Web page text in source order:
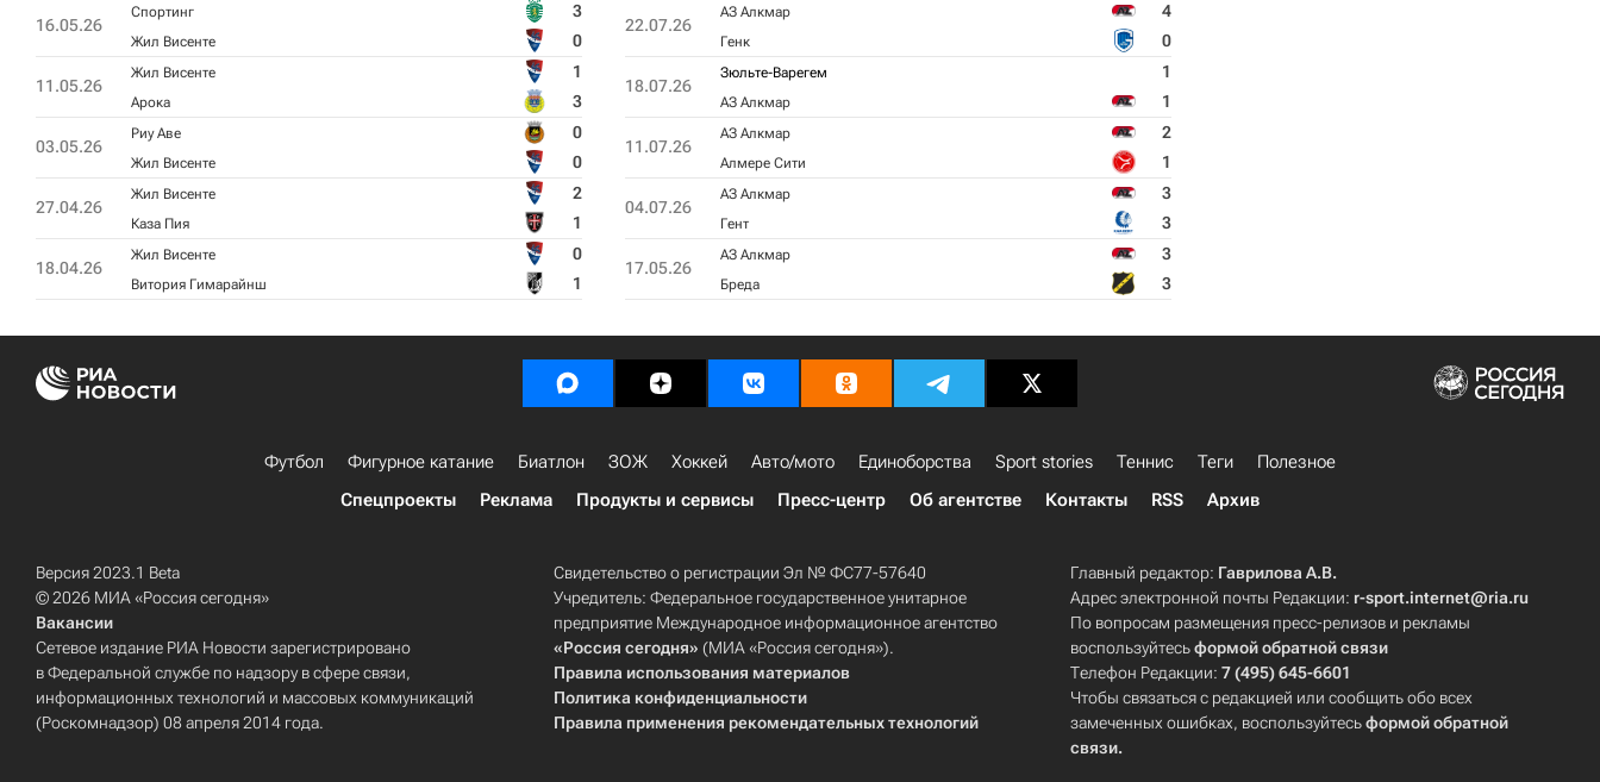
16.05.26
Спортинг 3
Жил Висенте 0
11.05.26
Жил Висенте 1
Арока 3
03.05.26
Риу Аве 0
Жил Висенте 0
27.04.26
Жил Висенте 2
Каза Пия 1
18.04.26
Жил Висенте 0
Витория Гимарайнш 1
22.07.26
АЗ Алкмар 4
Генк 0
18.07.26
Зюльте-Варегем 1
АЗ Алкмар 1
11.07.26
АЗ Алкмар 2
Алмере Сити 1
04.07.26
АЗ Алкмар 3
Гент 3
17.05.26
АЗ Алкмар 3
Бреда 3
Футбол Фигурное катание Биатлон ЗОЖ Хоккей Авто/мото Единоборства Sport stories Теннис Теги
Полезное
Спецпроекты
Реклама Продукты и сервисы Пресс-центр Об агентстве Контакты RSS Архив
Версия 2023.1 Beta
© 2026 МИА «Россия сегодня»
Вакансии
Сетевое издание РИА Новости зарегистрировано
в Федеральной службе по надзору в сфере связи,
информационных технологий и массовых коммуникаций
(Роскомнадзор) 08 апреля 2014 года.
Свидетельство о регистрации Эл № ФС77-57640
Учредитель: Федеральное государственное унитарное
предприятие Международное информационное агентство
«Россия сегодня» (МИА «Россия сегодня»).
Правила использования материалов
Политика конфиденциальности
Правила применения рекомендательных технологий
Главный редактор: Гаврилова А.В.
Адрес электронной почты Редакции: r-sport.internet@ria.ru
По вопросам размещения пресс-релизов и рекламы
воспользуйтесьформой обратной связи
Телефон Редакции:7 (495) 645-6601
Чтобы связаться с редакцией или сообщить обо всех
замеченных ошибках, воспользуйтесьформой обратной
связи.